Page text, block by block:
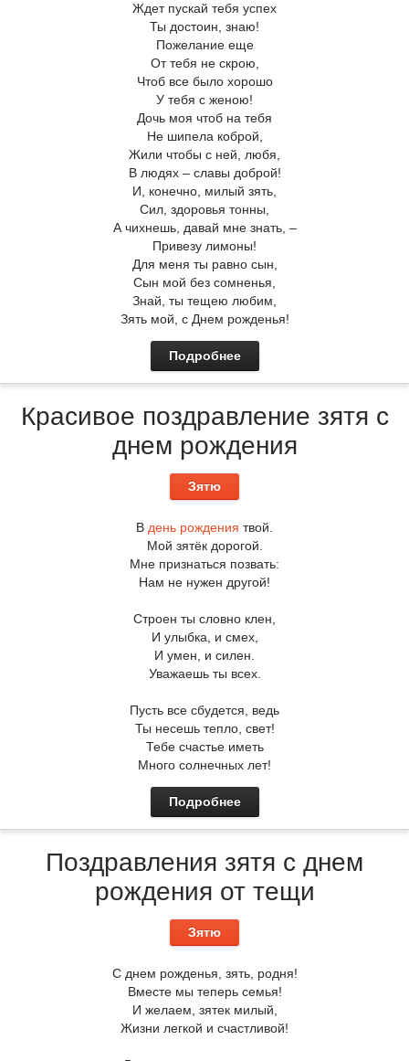
Ждет пускай тебя успех
Ты достоин, знаю!
Пожелание еще
От тебя не скрою,
Чтоб все было хорошо
У тебя с женою!
Дочь моя чтоб на тебя
Не шипела коброй,
Жили чтобы с ней, любя,
В людях – славы доброй!
И, конечно, милый зять,
Сил, здоровья тонны,
А чихнешь, давай мне знать, –
Привезу лимоны!
Для меня ты равно сын,
Сын мой без сомненья,
Знай, ты тещею любим,
Зять мой, с Днем рожденья!
Подробнее
Красивое поздравление зятя с
днем рождения
Зятю
В день рождения твой.
Мой зятёк дорогой.
Мне признаться позвать:
Нам не нужен другой!
Строен ты словно клен,
И улыбка, и смех,
И умен, и силен.
Уважаешь ты всех.
Пусть все сбудется, ведь
Ты несешь тепло, свет!
Тебе счастье иметь
Много солнечных лет!
Подробнее
Поздравления зятя с днем
рождения от тещи
Зятю
С днем рожденья, зять, родня!
Вместе мы теперь семья!
И желаем, зятек милый,
Жизни легкой и счастливой!